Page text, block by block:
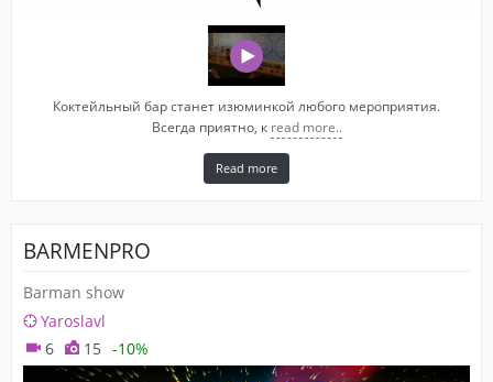
Коктейльный бар станет изюминкой любого мероприятия.
Всегда приятно, к read more..
Read more
BARMENPRO
Barman show
Yaroslavl
6
15 -10%